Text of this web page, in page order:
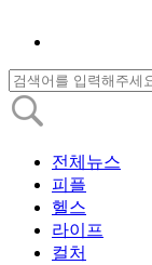
전체뉴스
피플
헬스
라이프
컬처